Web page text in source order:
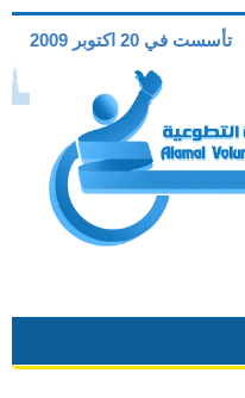
تأسست في 20 اكتوبر 2009